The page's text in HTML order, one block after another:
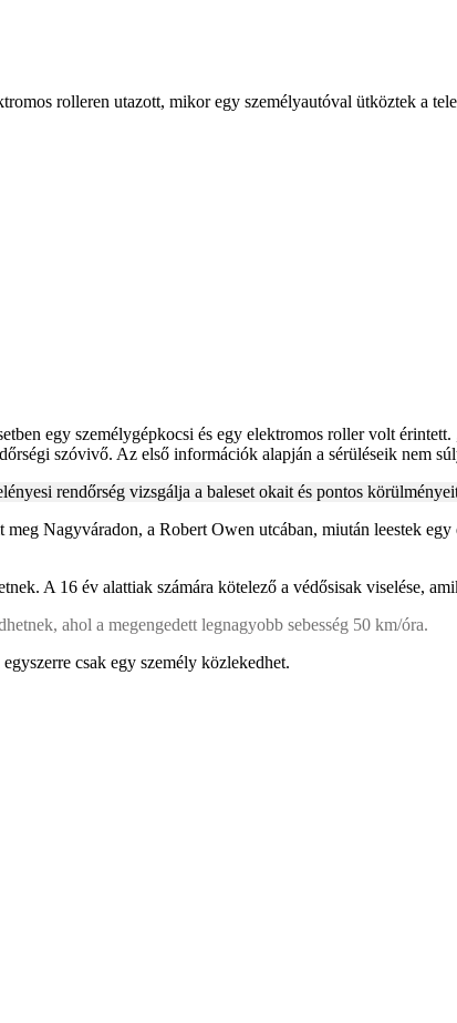
rolleren utazott, mikor egy személyautóval ütköztek a
egy személygépkocsi és egy elektromos roller volt
szóvivő. Az első információk alapján a sérüléseik nem
rendőrség vizsgálja a baleset okait és pontos
Nagyváradon, a Robert Owen utcában, miután leestek
A 16 év alattiak számára kötelező a védősisak viselése,
ahol a megengedett legnagyobb sebesség 50 km/óra.
csak egy személy közlekedhet.